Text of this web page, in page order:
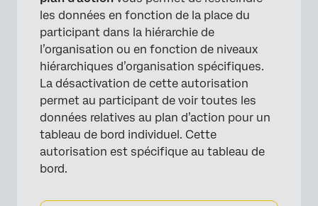
les données en fonction de la place du
participant dans la hiérarchie de
l’organisation ou en fonction de niveaux
hiérarchiques d’organisation spécifiques.
La désactivation de cette autorisation
permet au participant de voir toutes les
données relatives au plan d’action pour un
tableau de bord individuel. Cette
autorisation est spécifique au tableau de
bord.